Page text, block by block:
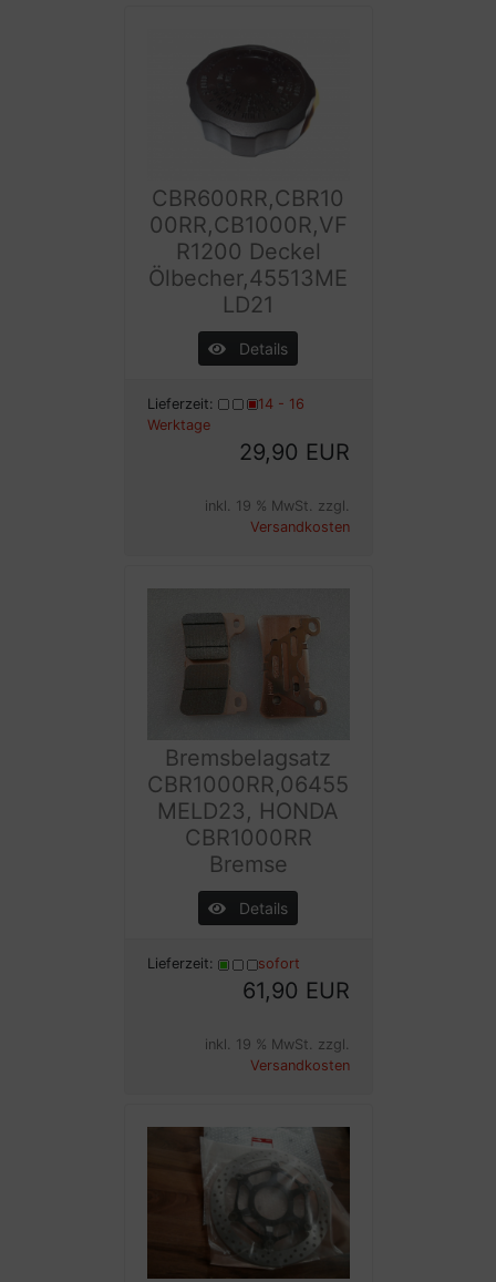
CBR600RR,CBR10
00RR,CB1000R,VF
R1200 Deckel
Ölbecher,45513ME
LD21
Details
Lieferzeit:
14 - 16
Werktage
29,90 EUR
inkl. 19 % MwSt. zzgl.
Versandkosten
Bremsbelagsatz
CBR1000RR,06455
MELD23, HONDA
CBR1000RR
Bremse
Details
Lieferzeit: sofort
61,90 EUR
inkl. 19 % MwSt. zzgl.
Versandkosten